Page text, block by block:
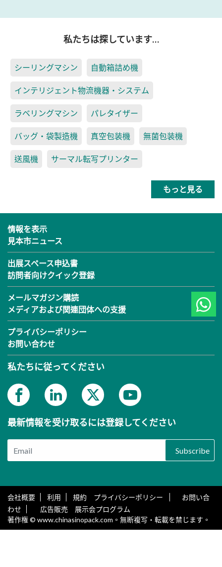
私たちは探しています…
シーリングマシン 自動箱詰め機
インテリジェント物流機器・システム
ラベリングマシン パレタイザー
バッグ・袋製造機 真空包装機 無菌包装機
送風機 サーマル転写プリンター
もっと見る
情報を表示
見本市ニュース
出展スペース申込書
訪問者向けクイック登録
メールマガジン購読
メディアおよび関連団体への支援
プライバシーポリシー
お問い合わせ
私たちに従ってください
最新情報を受け取るには登録してください
Subscribe
会社概要 利用 規約 プライバシーポリシー
お問い合
わせ
広告販売 展示会プログラム
著作権 © www.chinasinopack.com。無断複写・転載を禁じます。